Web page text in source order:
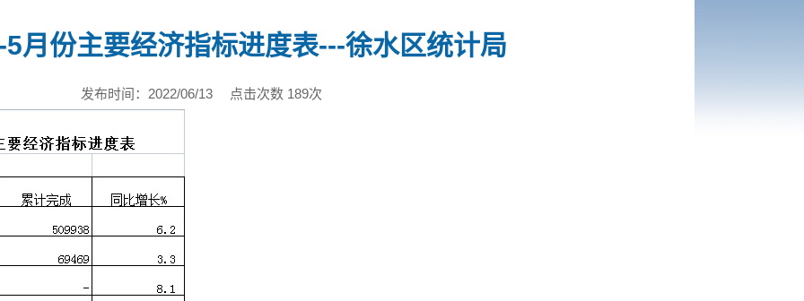
月份主要经济指标进度表---徐水区统计局
发布时间：2022/06/13 点击次数 189次